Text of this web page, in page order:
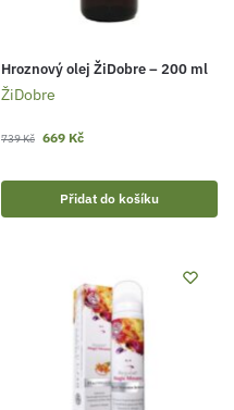
Hroznový olej ŽiDobre – 200 ml
ŽiDobre
739Kč 669 Kč
Přidat do košíku